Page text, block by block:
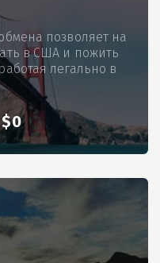
позволяет на
в США и пожить
легально в